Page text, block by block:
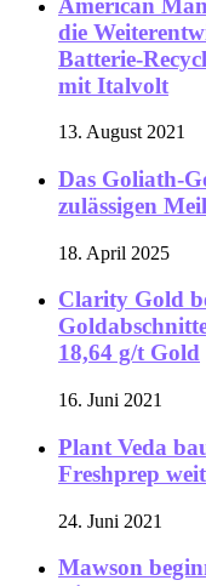
die
Batterie-
mit Italvolt
13. August 2021
Das Goliath-
zulässigen
18. April 2025
Clarity Gold
18,64 g/t Gold
16. Juni 2021
Plant Veda
Freshprep
24. Juni 2021
Mawson